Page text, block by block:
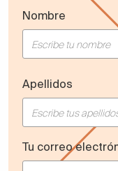
Nombre
Apellidos
Tu correo